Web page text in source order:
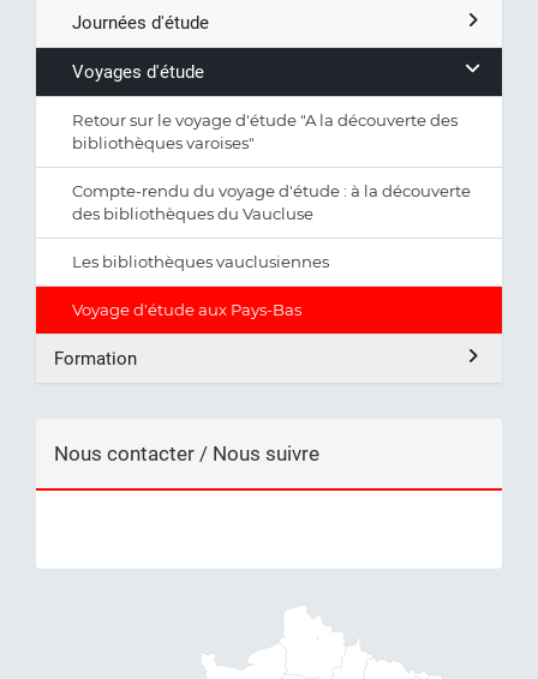
Journées d'étude
Voyages d'étude
Retour sur le voyage d'étude "A la découverte des
bibliothèques varoises"
Compte-rendu du voyage d'étude : à la découverte
des bibliothèques du Vaucluse
Les bibliothèques vauclusiennes
Voyage d'étude aux Pays-Bas
Formation
Nous contacter / Nous suivre